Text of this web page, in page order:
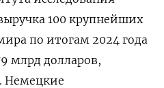
100 крупнейших
по итогам 2024 года
млрд долларов,
Немецкие